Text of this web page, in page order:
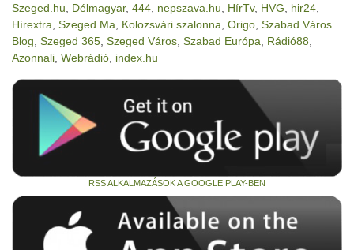
Szeged.hu Délmagyar, 444 nepszava.hu HírTv, HVG hir24
Hírextra Szeged Ma Kolozsvári szalonna Origo Szabad Város
Blog Szeged 365 Szeged Város Szabad Európa Rádió88
Azonnali Webrádió index.hu
RSS ALKALMAZÁSOK A GOOGLE PLAY-BEN